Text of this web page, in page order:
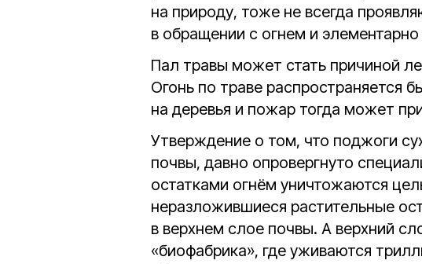
на природу, тоже не всегда
в обращении с огнем и
Пал травы может стать причиной
Огонь по траве распространяется
на деревья и пожар тогда может
Утверждение о том, что поджоги
почвы, давно опровергнуто
остатками огнём уничтожаются
неразложившиеся растительные
в верхнем слое почвы. А верхний
«биофабрика», где уживаются